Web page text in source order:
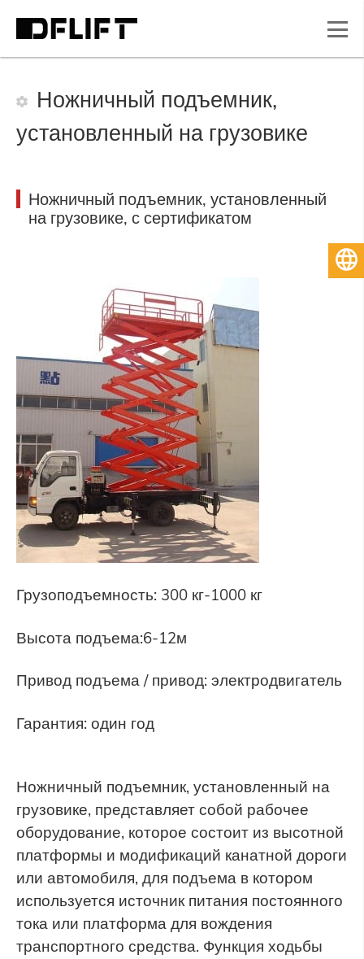
Ножничный подъемник,
установленный на грузовике
Ножничный подъемник, установленный
на грузовике, с сертификатом
Грузоподъемность: 300 кг-1000 кг
Высота подъема:6-12м
Привод подъема / привод: электродвигатель
Гарантия: один год
Ножничный подъемник, установленный на
грузовике, представляет собой рабочее
оборудование, которое состоит из высотной
платформы и модификаций канатной дороги
или автомобиля, для подъема в котором
используется источник питания постоянного
тока или платформа для вождения
транспортного средства. Функция ходьбы
Русский